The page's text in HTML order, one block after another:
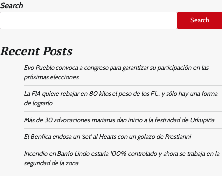
Search
Search
Recent Posts
Evo Pueblo convoca a congreso para garantizar su participación en las
próximas elecciones
La FIA quiere rebajar en 80 kilos el peso de los F1… y sólo hay una forma
de lograrlo
Más de 30 advocaciones marianas dan inicio a la festividad de Urkupiña
El Benfica endosa un ‘set’ al Hearts con un golazo de Prestianni
Incendio en Barrio Lindo estaría 100% controlado y ahora se trabaja en la
seguridad de la zona